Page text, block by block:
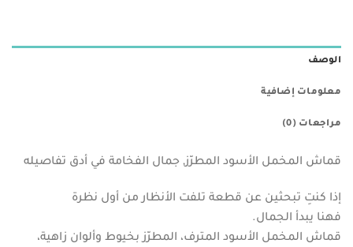
الوصف
معلومات إضافية
مراجعات (0)
قماش المخمل الأسود المطرّز, جمال الفخامة في أدق تفاصيله
إذا كنتِ تبحثين عن قطعة تلفت الأنظار من أول نظرة
فهنا يبدأ الجمال.
قماش المخمل الأسود المترف، المطرّز بخيوط وألوان زاهية،